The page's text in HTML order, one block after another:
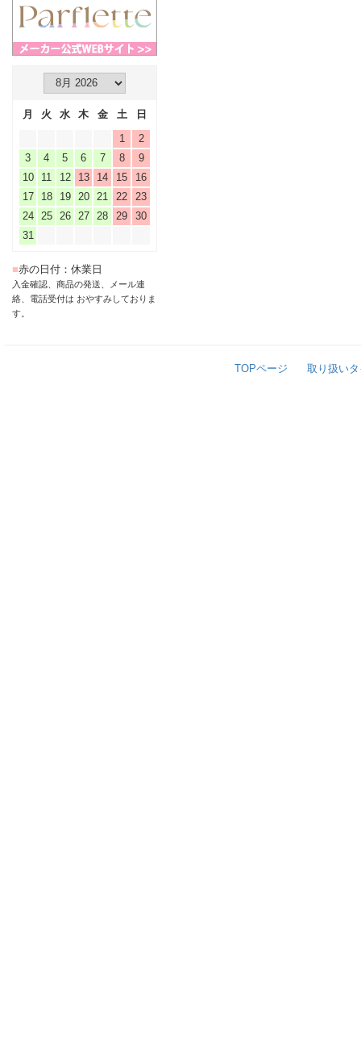
月 火 水 木 金 土
日
1
2
3
4 5 6 7 8
9
10
11 12 13 14 15
16
17
18 19 20 21 22
23
24
25 26 27 28 29
30
31
■赤の日付：休業日
入金確認、商品の発送、メール連
絡、電話受付は おやすみしておりま
す。
TOPページ 取り扱い